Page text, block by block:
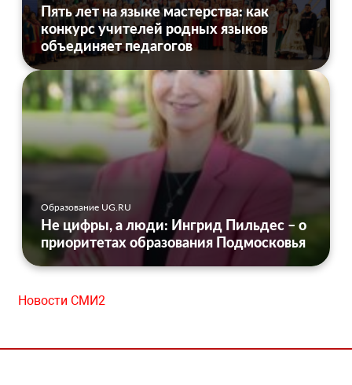
Пять лет на языке мастерства: как
конкурс учителей родных языков
объединяет педагогов
Образование UG.RU
Не цифры, а люди: Ингрид Пильдес – о
приоритетах образования Подмосковья
Новости СМИ2